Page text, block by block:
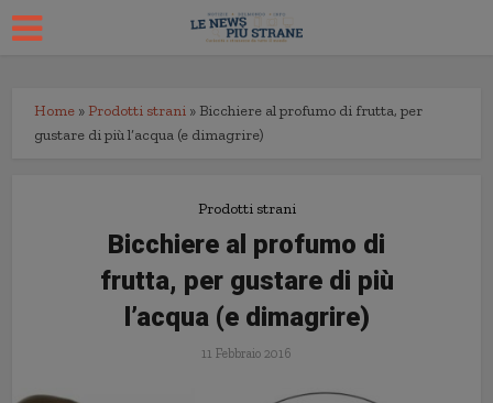
Home » Prodotti strani » Bicchiere al profumo di frutta, per
gustare di più l’acqua (e dimagrire)
Prodotti strani
Bicchiere al profumo di
frutta, per gustare di più
l’acqua (e dimagrire)
11 Febbraio 2016